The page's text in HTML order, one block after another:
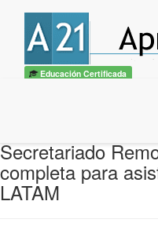
Educación Certificada
Secretariado
completa para
LATAM